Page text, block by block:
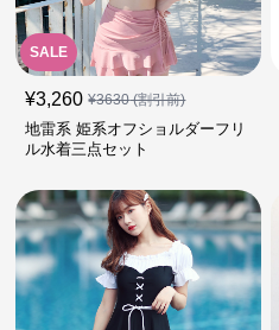
SALE
¥3,260 ¥3630(割引前)
地雷系 姫系オフショルダーフリ
ル水着三点セット